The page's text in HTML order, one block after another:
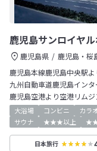
鹿児島サンロイヤ
鹿児島県 鹿児島・桜
鹿児島本線鹿児島中央駅
九州自動車道鹿児島イン
鹿児島空港より空港リム
大浴場 コンビニ カラ
サウナ
★★★以上
日本旅行